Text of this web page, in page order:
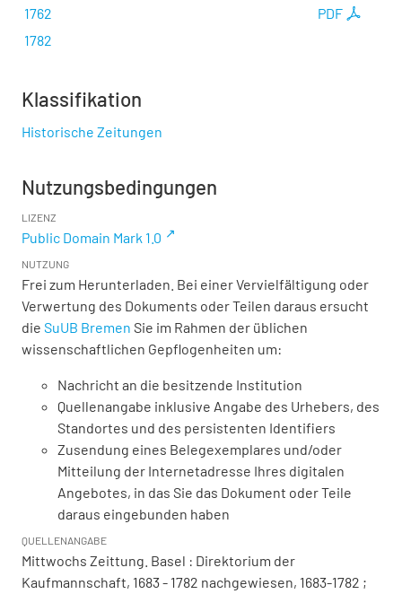
PDF
1762
1782
Klassifikation
Historische Zeitungen
Nutzungsbedingungen
LIZENZ
Public Domain Mark 1.0
NUTZUNG
Frei zum Herunterladen. Bei einer Vervielfältigung oder
Verwertung des Dokuments oder Teilen daraus ersucht
die SuUB Bremen Sie im Rahmen der üblichen
wissenschaftlichen Gepflogenheiten um:
Nachricht an die besitzende Institution
Quellenangabe inklusive Angabe des Urhebers, des
Standortes und des persistenten Identifiers
Zusendung eines Belegexemplares und/oder
Mitteilung der Internetadresse Ihres digitalen
Angebotes, in das Sie das Dokument oder Teile
daraus eingebunden haben
QUELLENANGABE
Mittwochs Zeittung. Basel : Direktorium der
Kaufmannschaft, 1683 - 1782 nachgewiesen, 1683-1782 ;